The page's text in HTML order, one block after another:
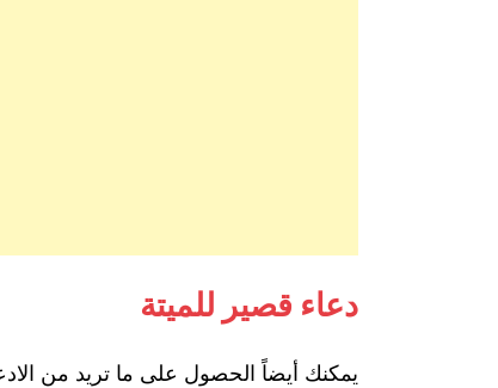
دعاء قصير للميتة
يمكنك أيضاً الحصول على ما تريد من